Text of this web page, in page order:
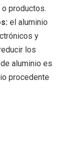
productos.
el aluminio
y
los
aluminio es
procedente